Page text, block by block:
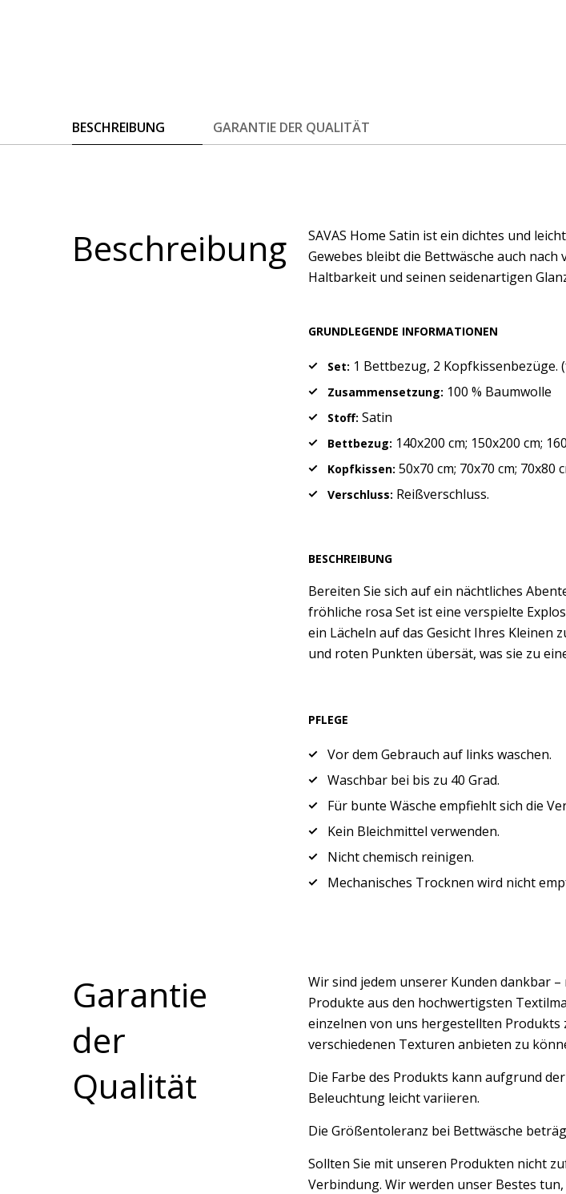
BESCHREIBUNG GARANTIE DER QUALITÄT
Beschreibung
SAVAS Home Satin ist ein dichtes und
Gewebes bleibt die Bettwäsche auch
Haltbarkeit und seinen seidenartigen
GRUNDLEGENDE INFORMATIONEN
Set: 1 Bettbezug, 2 Kopfkissenbezüge.
Zusammensetzung: 100 % Baumwolle
Stoff: Satin
Bettbezug: 140x200 cm; 150x200 cm;
Kopfkissen: 50x70 cm; 70x70 cm; 70x80
Verschluss: Reißverschluss.
BESCHREIBUNG
Bereiten Sie sich auf ein nächtliches
fröhliche rosa Set ist eine verspielte
ein Lächeln auf das Gesicht Ihres Kleinen
und roten Punkten übersät, was sie zu
PFLEGE
Vor dem Gebrauch auf links waschen.
Waschbar bei bis zu 40 Grad.
Für bunte Wäsche empfiehlt sich die
Kein Bleichmittel verwenden.
Nicht chemisch reinigen.
Mechanisches Trocknen wird nicht
Garantie
der
Qualität
Wir sind jedem unserer Kunden dankbar
Produkte aus den hochwertigsten
einzelnen von uns hergestellten
verschiedenen Texturen anbieten zu
Die Farbe des Produkts kann aufgrund
Beleuchtung leicht variieren.
Die Größentoleranz bei Bettwäsche
Sollten Sie mit unseren Produkten nicht
Verbindung. Wir werden unser Bestes